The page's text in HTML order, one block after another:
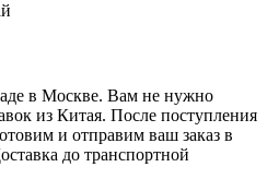
в Москве. Вам не нужно
из Китая. После поступления
и отправим ваш заказ в
до транспортной